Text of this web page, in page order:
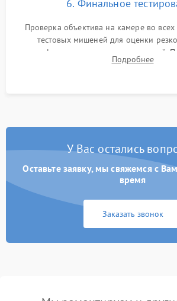
6. Финальное
Проверка объектива на камере во
тестовых мишеней для оценки
автофокуса и отсутствия искажений.
диафрагмы на закрытых значениях и
Подробнее
У Вас остались
Оставьте заявку, мы свяжемся с
время
Заказать звонок